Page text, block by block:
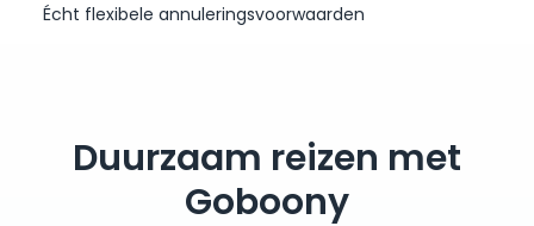
Écht flexibele annuleringsvoorwaarden
Duurzaam reizen met
Goboony